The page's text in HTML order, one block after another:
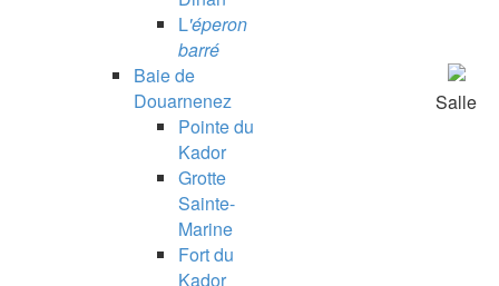
L'éperon
barré
Baie de
Douarnenez
Pointe du
Kador
Grotte
Sainte-
Marine
Fort du
Kador
Salle